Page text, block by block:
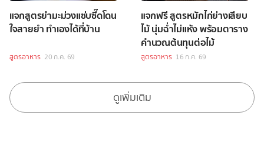
แจกสูตรยำมะม่วงแซ่บซี๊ดโดน
ใจสายยำ ทำเองได้ที่บ้าน
สูตรอาหาร 20 ก.ค. 69
แจกฟรี สูตรหมักไก่ย่างเสียบ
ไม้ นุ่มฉ่ำไม่แห้ง พร้อมตาราง
คำนวณต้นทุนต่อไม้
สูตรอาหาร 16 ก.ค. 69
ดูเพิ่มเติม